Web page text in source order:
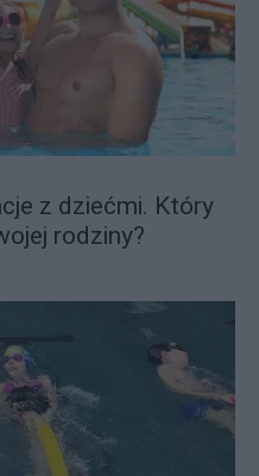
z dziećmi. Który
rodziny?